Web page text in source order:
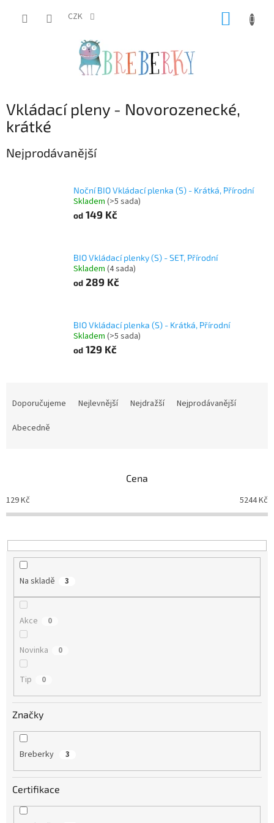
CZK
Vkládací pleny - Novorozenecké,
krátké
Nejprodávanější
Noční BIO Vkládací plenka (S) - Krátká, Přírodní
Skladem (>5 sada)
od 149 Kč
BIO Vkládací plenky (S) - SET, Přírodní
Skladem (4 sada)
od 289 Kč
BIO Vkládací plenka (S) - Krátká, Přírodní
Skladem (>5 sada)
od 129 Kč
o
d
k
t
Doporučujeme Nejlevnější Nejdražší
Nejprodávanější
Abecedně
Cena
129Kč 5244Kč
Na skladě 3
Akce 0
Novinka 0
Tip 0
Značky
Breberky 3
Certifikace